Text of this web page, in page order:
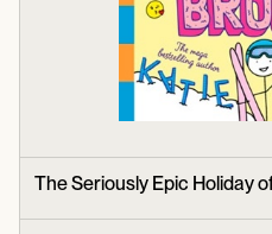
The Seriously Epic Holiday